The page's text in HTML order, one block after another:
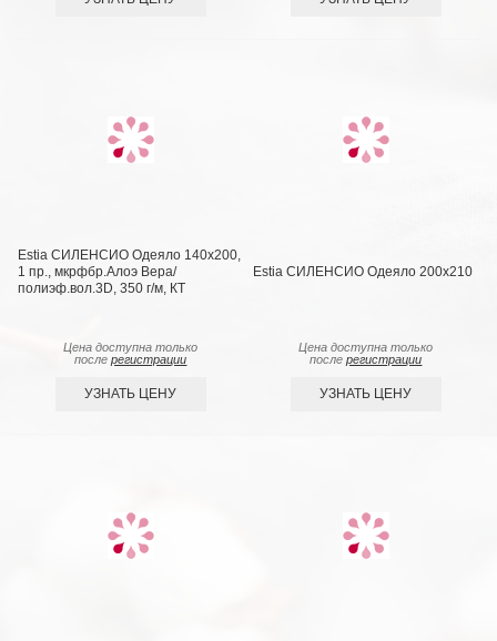
Estia СИЛЕНСИО Одеяло 140х200,
1 пр., мкрфбр.Алоэ Вера/
полиэф.вол.3D, 350 г/м, КТ
Цена доступна только
послерегистрации
УЗНАТЬ ЦЕНУ
Estia СИЛЕНСИО Одеяло 200х210
Цена доступна только
послерегистрации
УЗНАТЬ ЦЕНУ